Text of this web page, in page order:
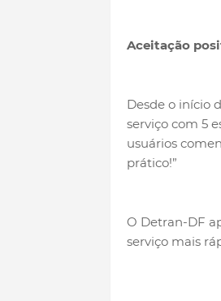
Aceitação
Desde o início
serviço com 5
usuários
prático!”
O Detran-DF
serviço mais